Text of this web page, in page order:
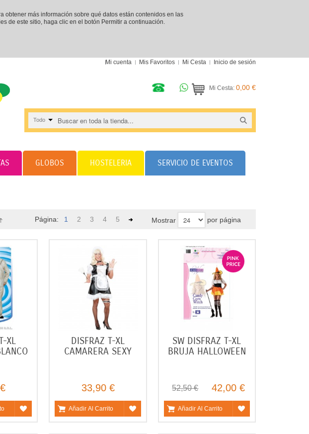
obtener más información sobre qué datos están contenidos en las
de este sitio, haga clic en el botón Permitir a continuación.
Mi cuenta Mis Favoritos Mi Cesta Inicio de sesión
Mi Cesta: 0,00 €
Todo
GLOBOS HOSTELERIA SERVICIO DE EVENTOS
Página: 1 2 3 4 5 Mostrar por página
XL
DISFRAZ T-XL
CAMARERA SEXY
33,90 €
Añadir Al Carrito
SW DISFRAZ T-XL
BRUJA HALLOWEEN
52,50 € 42,00 €
Añadir Al Carrito